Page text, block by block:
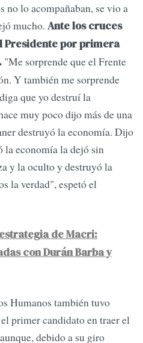
no lo acompañaban, se vio a
mucho. Ante los cruces
Presidente por primera
"Me sorprende que el Frente
Y también me sorprende
que yo destruí la
muy poco dijo más de una
destruyó la economía. Dijo
la economía la dejó sin
y la oculto y destruyó la
la verdad", espetó el
de Macri:
con Durán Barba y
Humanos también tuvo
primer candidato en traer el
debido a su giro